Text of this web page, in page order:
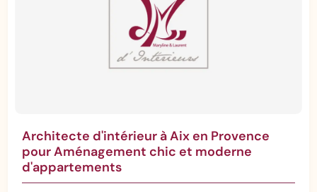
Architecte d'intérieur à Aix en Provence
pour Aménagement chic et moderne
d'appartements